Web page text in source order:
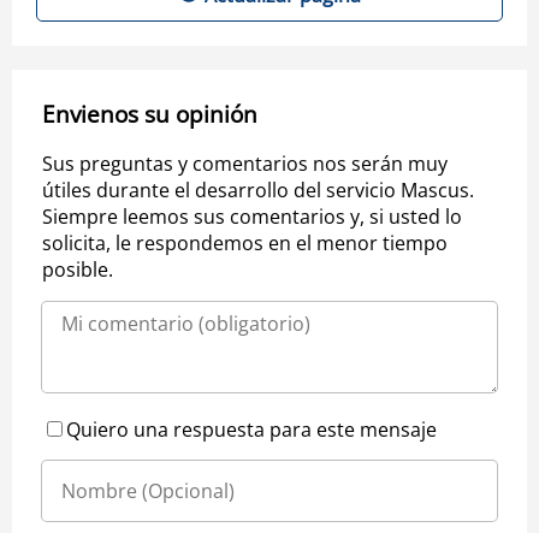
Envienos su opinión
Sus preguntas y comentarios nos serán muy
útiles durante el desarrollo del servicio Mascus.
Siempre leemos sus comentarios y, si usted lo
solicita, le respondemos en el menor tiempo
posible.
Quiero una respuesta para este mensaje